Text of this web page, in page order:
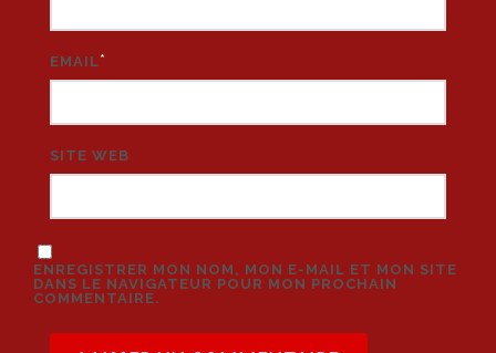
EMAIL*
SITE WEB
ENREGISTRER MON NOM, MON E-MAIL ET MON SITE
DANS LE NAVIGATEUR POUR MON PROCHAIN
COMMENTAIRE.